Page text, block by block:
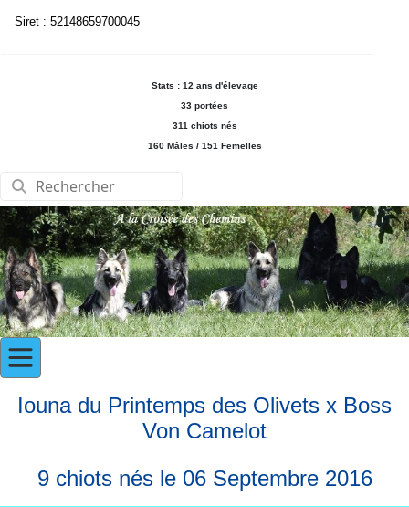
Siret : 52148659700045
Stats : 12 ans d'élevage
33 portées
311 chiots nés
160 Mâles / 151 Femelles
Iouna du Printemps des Olivets x Boss
Von Camelot
9 chiots nés le 06 Septembre 2016